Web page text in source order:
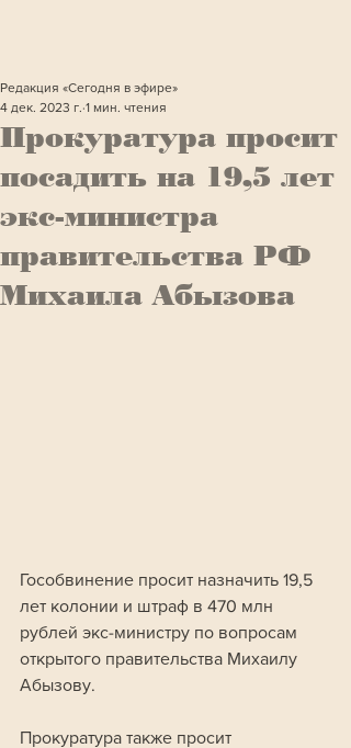
Прокуратура просит
посадить на 19,5 лет
экс-министра
правительства РФ
Михаила Абызова
Редакция «Сегодня в эфире»
4 дек. 2023 г. 1 мин. чтения
Гособвинение просит назначить 19,5
лет колонии и штраф в 470 млн
рублей экс-министру по вопросам
открытого правительства Михаилу
Абызову.
Прокуратура также просит